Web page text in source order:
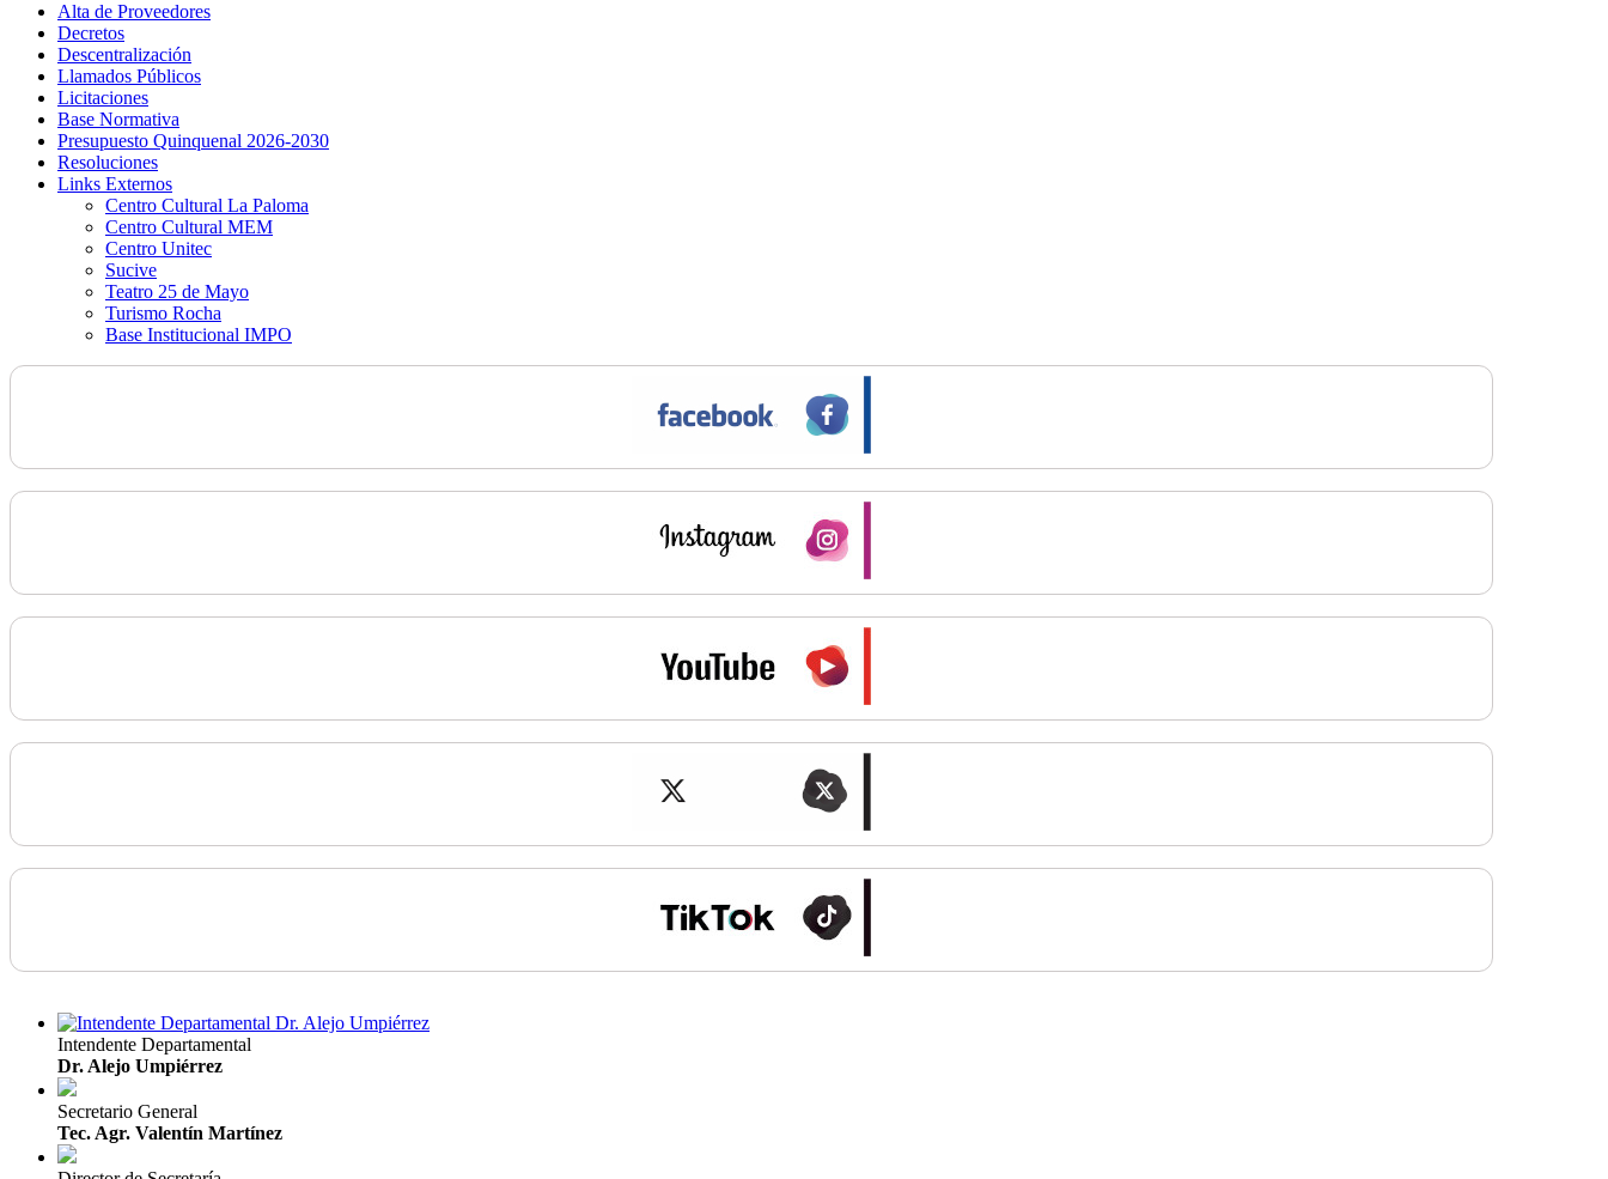
Alta de Proveedores
Decretos
Descentralización
Llamados Públicos
Licitaciones
Base Normativa
Presupuesto Quinquenal 2026-2030
Resoluciones
Links Externos
Centro Cultural La Paloma
Centro Cultural MEM
Centro Unitec
Sucive
Teatro 25 de Mayo
Turismo Rocha
Base Institucional IMPO
Intendente Departamental
Dr. Alejo Umpiérrez
Secretario General
Tec. Agr. Valentín Martínez